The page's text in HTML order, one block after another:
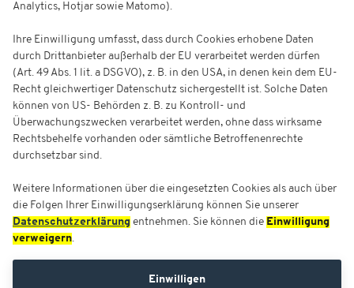
Analytics, Hotjar sowie Matomo).
Ihre Einwilligung umfasst, dass durch Cookies erhobene Daten
durch Drittanbieter außerhalb der EU verarbeitet werden dürfen
(Art. 49 Abs. 1 lit. a DSGVO), z. B. in den USA, in denen kein dem EU-
Recht gleichwertiger Datenschutz sichergestellt ist. Solche Daten
können von US- Behörden z. B. zu Kontroll- und
Überwachungszwecken verarbeitet werden, ohne dass wirksame
Rechtsbehelfe vorhanden oder sämtliche Betroffenenrechte
durchsetzbar sind.
Weitere Informationen über die eingesetzten Cookies als auch über
die Folgen Ihrer Einwilligungserklärung können Sie unserer
Datenschutzerklärung entnehmen. Sie können die Einwilligung
verweigern.
Einwilligen